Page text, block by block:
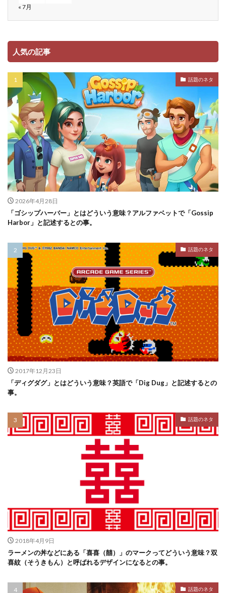
« 7月
人気の記事
話題のネタ
2026年4月28日
「ゴシップハーバー」とはどういう意味？アルファベットで「Gossip
Harbor」と記述するとの事。
話題のネタ
2017年12月23日
「ディグダグ」とはどういう意味？英語で「Dig Dug」と記述するとの
事。
話題のネタ
2018年4月9日
ラーメンの丼などにある「喜喜（囍）」のマークってどういう意味？双
喜紋（そうきもん）と呼ばれるデザインになるとの事。
話題のネタ